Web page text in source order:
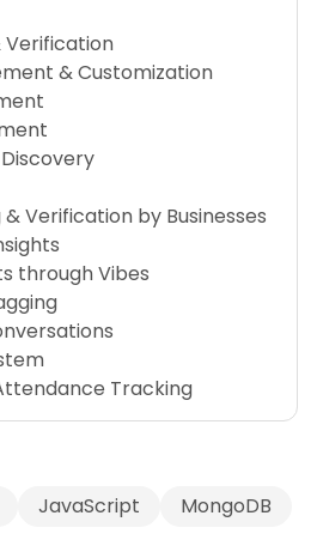
Verification
& Customization
Verification by Businesses
through Vibes
Tracking
JavaScript
MongoDB